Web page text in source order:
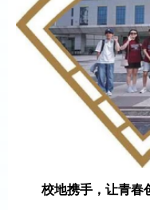
校地携手， 让青春